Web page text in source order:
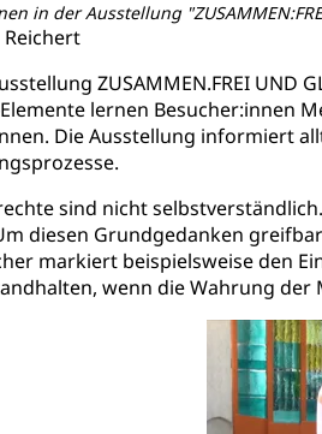
in der Ausstellung
Reichert
ZUSAMMEN.FREI
lernen Besucher:innen
Die Ausstellung informiert
sind nicht
diesen Grundgedanken
markiert beispielsweise den
wenn die Wahrung